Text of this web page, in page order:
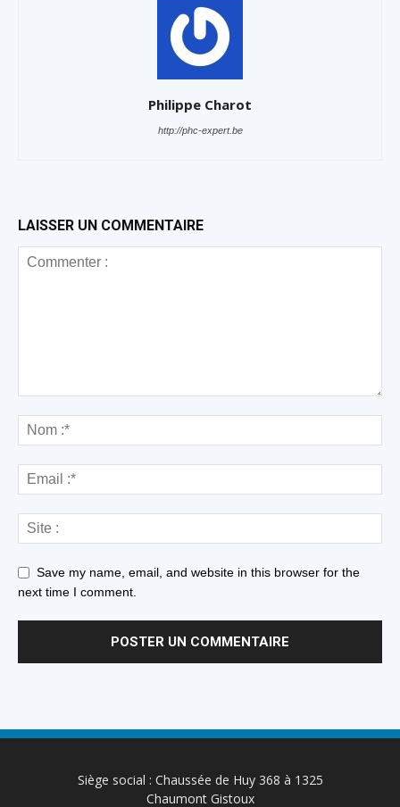
Philippe Charot
http://phc-expert.be
LAISSER UN COMMENTAIRE
Save my name, email, and website in this browser for the
next time I comment.
Siège social : Chaussée de Huy 368 à 1325
Chaumont Gistoux